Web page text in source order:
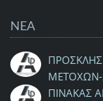
ΝΕΑ
ΜΕΤΟΧΩΝ-
ΠΙΝΑΚΑΣ